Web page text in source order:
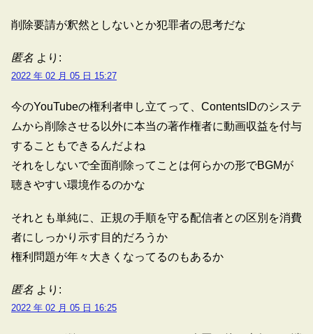
削除要請が釈然としないとか犯罪者の思考だな
匿名 より:
2022 年 02 月 05 日 15:27
今のYouTubeの権利者申し立てって、ContentsIDのシステ
ムから削除させる以外に本当の著作権者に動画収益を付与
することもできるんだよね
それをしないで全面削除ってことは何らかの形でBGMが
聴きやすい環境作るのかな
それとも単純に、正規の手順を守る配信者との区別を消費
者にしっかり示す目的だろうか
権利問題が年々大きくなってるのもあるか
匿名 より:
2022 年 02 月 05 日 16:25